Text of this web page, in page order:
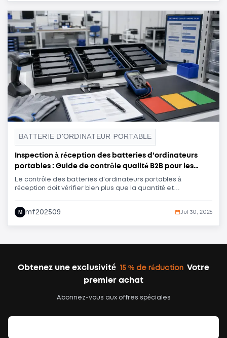
critères d'achat et de contrôle des lots.
BATTERIE D'ORDINATEUR PORTABLE
Inspection à réception des batteries d'ordinateurs
portables : Guide de contrôle qualité B2B pour les
acheteurs en gros
Le contrôle des batteries d'ordinateurs portables à
réception doit vérifier bien plus que la quantité et
entreprises de reconditionnement, les grossistes et les
acheteurs de marques privées à contrôler l'identité, la
M mf202509 Jul 30, 2026
Obtenez une exclusivité 15 % de réduction Votre
premier achat
Abonnez-vous aux offres spéciales